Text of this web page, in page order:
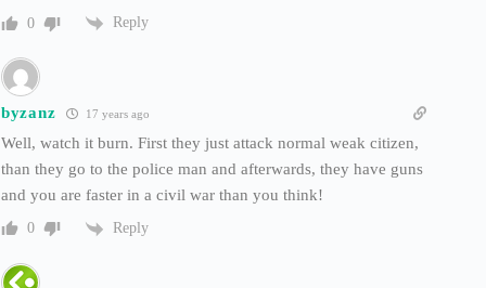
0 Reply
byzanz 17 years ago
Well, watch it burn. First they just attack normal weak citizen,
than they go to the police man and afterwards, they have guns
and you are faster in a civil war than you think!
0 Reply